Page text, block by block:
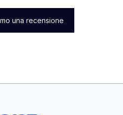
una recensione